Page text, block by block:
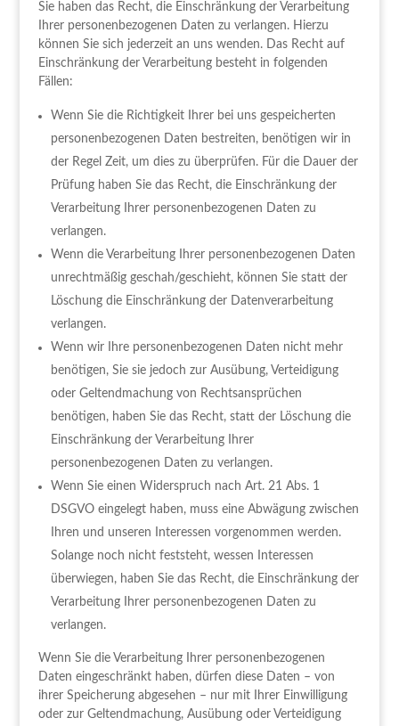
Sie haben das Recht, die Einschränkung der Verarbeitung
Ihrer personenbezogenen Daten zu verlangen. Hierzu
können Sie sich jederzeit an uns wenden. Das Recht auf
Einschränkung der Verarbeitung besteht in folgenden
Fällen:
Wenn Sie die Richtigkeit Ihrer bei uns gespeicherten
personenbezogenen Daten bestreiten, benötigen wir in
der Regel Zeit, um dies zu überprüfen. Für die Dauer der
Prüfung haben Sie das Recht, die Einschränkung der
Verarbeitung Ihrer personenbezogenen Daten zu
verlangen.
Wenn die Verarbeitung Ihrer personenbezogenen Daten
unrechtmäßig geschah/geschieht, können Sie statt der
Löschung die Einschränkung der Datenverarbeitung
verlangen.
Wenn wir Ihre personenbezogenen Daten nicht mehr
benötigen, Sie sie jedoch zur Ausübung, Verteidigung
oder Geltendmachung von Rechtsansprüchen
benötigen, haben Sie das Recht, statt der Löschung die
Einschränkung der Verarbeitung Ihrer
personenbezogenen Daten zu verlangen.
Wenn Sie einen Widerspruch nach Art. 21 Abs. 1
DSGVO eingelegt haben, muss eine Abwägung zwischen
Ihren und unseren Interessen vorgenommen werden.
Solange noch nicht feststeht, wessen Interessen
überwiegen, haben Sie das Recht, die Einschränkung der
Verarbeitung Ihrer personenbezogenen Daten zu
verlangen.
Wenn Sie die Verarbeitung Ihrer personenbezogenen
Daten eingeschränkt haben, dürfen diese Daten – von
ihrer Speicherung abgesehen – nur mit Ihrer Einwilligung
oder zur Geltendmachung, Ausübung oder Verteidigung